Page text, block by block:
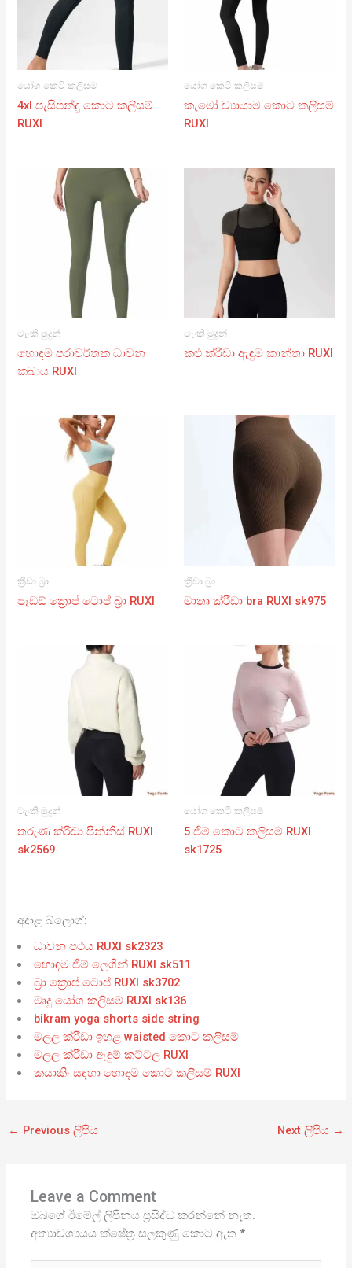
යෝග කෙටි කලිසම්
4xl පැසිපන්දු කොට කලිසම්
RUXI
යෝග කෙටි කලිසම්
කැමෝ ව්‍යායාම කොට කලිසම්
RUXI
ටැංකි මුදුන්
හොඳම පරාවර්තක ධාවන
කබාය RUXI
ටැංකි මුදුන්
කළු ක්රීඩා ඇඳුම කාන්තා RUXI
ක්‍රීඩා බ්‍රා
පෑඩඩ් ක්‍රොප් ටොප් බ්‍රා RUXI
ක්‍රීඩා බ්‍රා
මාතෘ ක්රීඩා bra RUXI sk975
ටැංකි මුදුන්
තරුණ ක්රීඩා පින්නිස් RUXI
sk2569
යෝග කෙටි කලිසම්
5 ජිම් කොට කලිසම් RUXI
sk1725
අදාළ බ්ලොග්:
ධාවන පථය RUXI sk2323
හොඳම ජිම් ලෙගින් RUXI sk511
බ්‍රා ක්‍රොප් ටොප් RUXI sk3702
මෘදු යෝග කලිසම් RUXI sk136
bikram yoga shorts side string
මලල ක්රීඩා ඉහළ waisted කොට කලිසම්
මලල ක්රීඩා ඇඳුම් කට්ටල RUXI
කයාකිං සඳහා හොඳම කොට කලිසම් RUXI
← Previous ලිපිය Next ලිපිය →
Leave a Comment
ඔබගේ ඊමේල් ලිපිනය ප්‍රසිද්ධ කරන්නේ නැත.
අත්‍යාවශ්‍යයය ක්ෂේත්‍ර සලකුණු කොට ඇත*